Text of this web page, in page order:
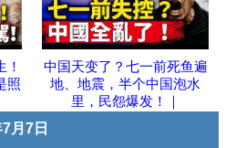
照
中国天变了？七一前死鱼遍
地、地震，半个中国泡水
里，民怨爆发！｜
月7日